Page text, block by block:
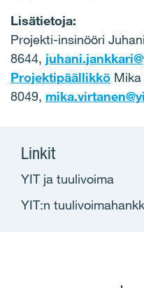
Lisätietoja:
Projekti-insinööri
8644,
Projektipäällikkö
8049,
Linkit
YIT ja tuulivoima
YIT:n